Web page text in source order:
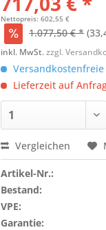
Nettopreis: 602,55 €
1.077,50 € *
inkl. MwSt.zzgl.
Lieferzeit auf
Vergleichen
Artikel-Nr.:
Bestand:
VPE:
Garantie: